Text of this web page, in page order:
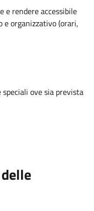
e rendere accessibile
organizzativo (orari,
speciali ove sia prevista